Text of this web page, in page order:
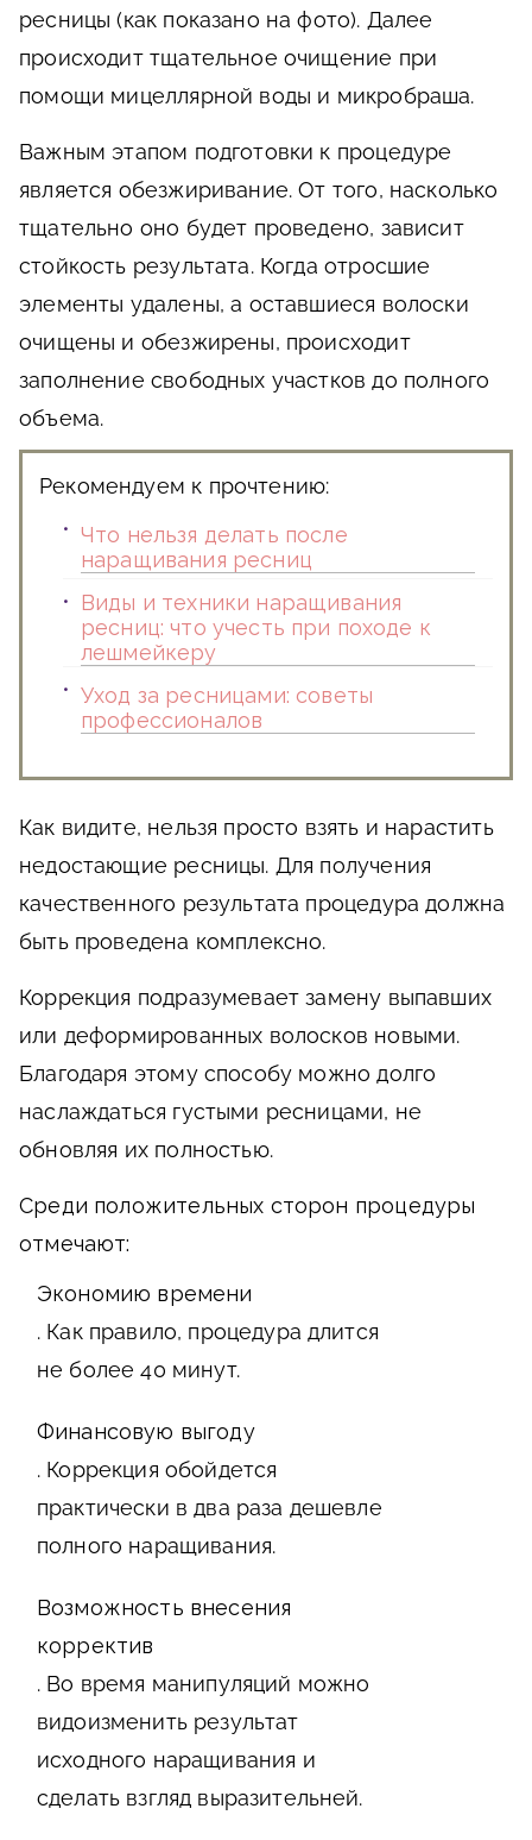
ресницы (как показано на фото). Далее
происходит тщательное очищение при
помощи мицеллярной воды и микробраша.
Важным этапом подготовки к процедуре
является обезжиривание. От того, насколько
тщательно оно будет проведено, зависит
стойкость результата. Когда отросшие
элементы удалены, а оставшиеся волоски
очищены и обезжирены, происходит
заполнение свободных участков до полного
объема.
Рекомендуем к прочтению:
Что нельзя делать после
наращивания ресниц
Виды и техники наращивания
ресниц: что учесть при походе к
лешмейкеру
Уход за ресницами: советы
профессионалов
Как видите, нельзя просто взять и нарастить
недостающие ресницы. Для получения
качественного результата процедура должна
быть проведена комплексно.
Коррекция подразумевает замену выпавших
или деформированных волосков новыми.
Благодаря этому способу можно долго
наслаждаться густыми ресницами, не
обновляя их полностью.
Среди положительных сторон процедуры
отмечают:
Экономию времени
. Как правило, процедура длится
не более 40 минут.
Финансовую выгоду
. Коррекция обойдется
практически в два раза дешевле
полного наращивания.
Возможность внесения
корректив
. Во время манипуляций можно
видоизменить результат
исходного наращивания и
сделать взгляд выразительней.